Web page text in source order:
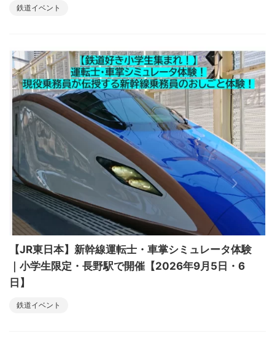
鉄道イベント
【JR東日本】新幹線運転士・車掌シミュレータ体験
｜小学生限定・長野駅で開催【2026年9月5日・6
日】
鉄道イベント